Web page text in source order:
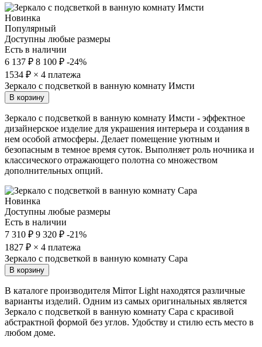
Новинка
Популярный
Доступны любые размеры
Есть в наличии
6 137 ₽ 8 100 ₽ -24%
1534 ₽ × 4 платежа
Зеркало с подсветкой в ванную комнату Имсти
В корзину
Зеркало с подсветкой в ванную комнату Имсти - эффектное
дизайнерское изделие для украшения интерьера и создания в
нем особой атмосферы. Делает помещение уютным и
безопасным в темное время суток. Выполняет роль ночника и
классического отражающего полотна со множеством
дополнительных опций.
Новинка
Доступны любые размеры
Есть в наличии
7 310 ₽ 9 320 ₽ -21%
1827 ₽ × 4 платежа
Зеркало с подсветкой в ванную комнату Сара
В корзину
В каталоге производителя Mirror Light находятся различные
варианты изделий. Одним из самых оригинальных является
Зеркало с подсветкой в ванную комнату Сара с красивой
абстрактной формой без углов. Удобству и стилю есть место в
любом доме.